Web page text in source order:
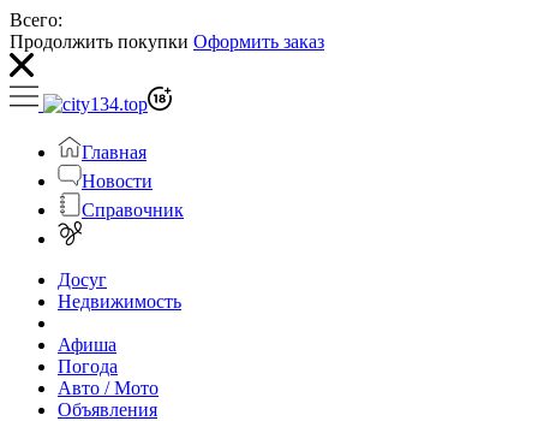
Всего:
Продолжить покупки Оформить заказ
Главная
Новости
Справочник
Досуг
Недвижимость
Афиша
Погода
Авто / Мото
Объявления